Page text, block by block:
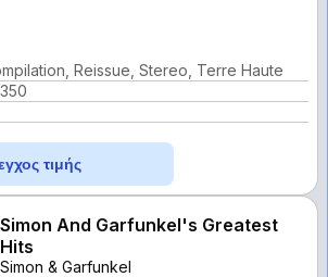
Reissue, Stereo, Terre Haute
τιμής
Simon And Garfunkel's Greatest
Hits
Simon & Garfunkel